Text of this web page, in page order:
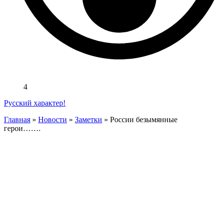
4
Русский характер!
Главная » Новости » Заметки » России безымянные
герои…….